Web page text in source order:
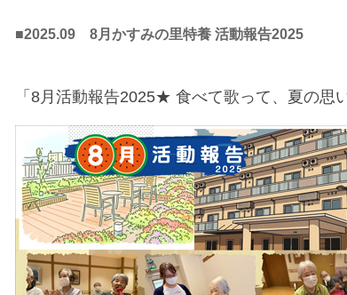
■2025.09 8月かすみの里特養 活動報告2025
「8月活動報告2025★ 食べて歌って、夏の思